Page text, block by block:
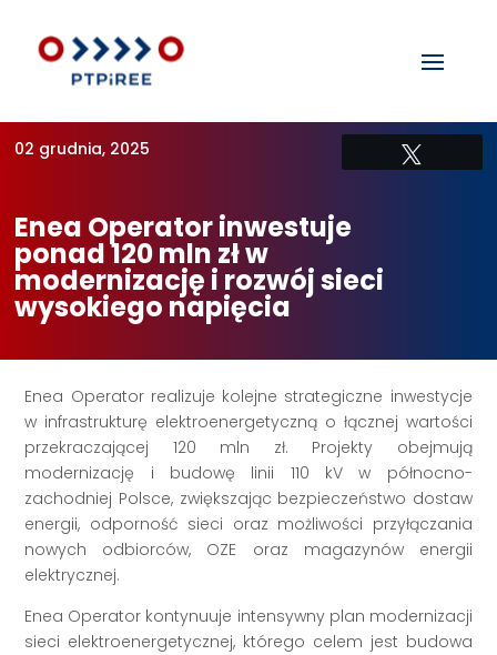
02 grudnia, 2025
Enea Operator inwestuje
ponad 120 mln zł w
modernizację i rozwój sieci
wysokiego napięcia
Enea Operator realizuje kolejne strategiczne inwestycje
w infrastrukturę elektroenergetyczną o łącznej wartości
przekraczającej 120 mln zł. Projekty obejmują
modernizację i budowę linii 110 kV w północno-
zachodniej Polsce, zwiększając bezpieczeństwo dostaw
energii, odporność sieci oraz możliwości przyłączania
nowych odbiorców, OZE oraz magazynów energii
elektrycznej.
Enea Operator kontynuuje intensywny plan modernizacji
sieci elektroenergetycznej, którego celem jest budowa